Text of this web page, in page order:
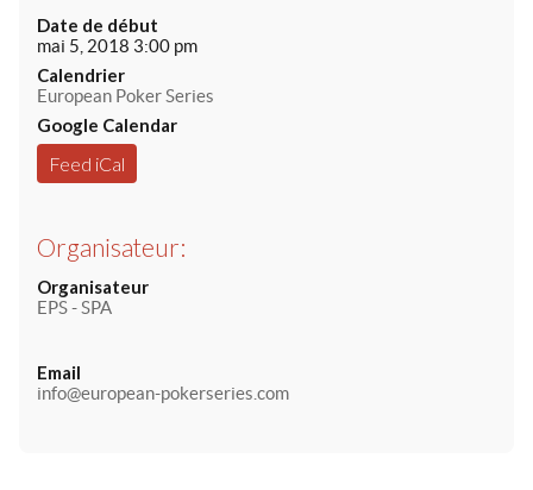
Date de début
mai 5, 2018 3:00 pm
Calendrier
European Poker Series
Google Calendar
Feed iCal
Organisateur:
Organisateur
EPS - SPA
Email
info@european-pokerseries.com